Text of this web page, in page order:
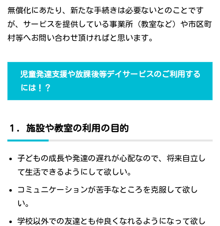
無償化にあたり、新たな手続きは必要ないとのことです
が、サービスを提供している事業所（教室など）や市区町
村等へお問い合わせ頂ければと思います。
児童発達支援や放課後等デイサービスのご利用する
には！？
１．施設や教室の利用の目的
子どもの成長や発達の遅れが心配なので、将来自立し
て生活できるようにして欲しい。
コミュニケーションが苦手なところを克服して欲し
い。
学校以外での友達とも仲良くなれるようになって欲し